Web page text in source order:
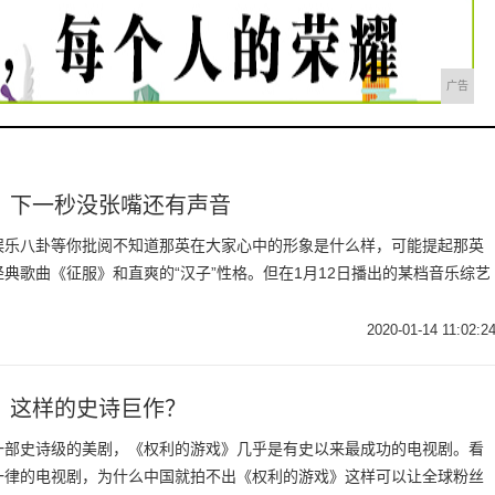
广告
一秒没张嘴还有声音
八卦等你批阅不知道那英在大家心中的形象是什么样，可能提起那英
歌曲《征服》和直爽的“汉子”性格。但在1月12日播出的某档音乐综艺
2020-01-14 11:02:24
样的史诗巨作？
史诗级的美剧，《权利的游戏》几乎是有史以来最成功的电视剧。看
的电视剧，为什么中国就拍不出《权利的游戏》这样可以让全球粉丝